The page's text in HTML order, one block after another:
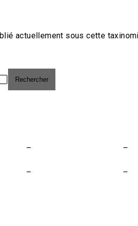
actuellement sous cette
Rechercher
– –
– –